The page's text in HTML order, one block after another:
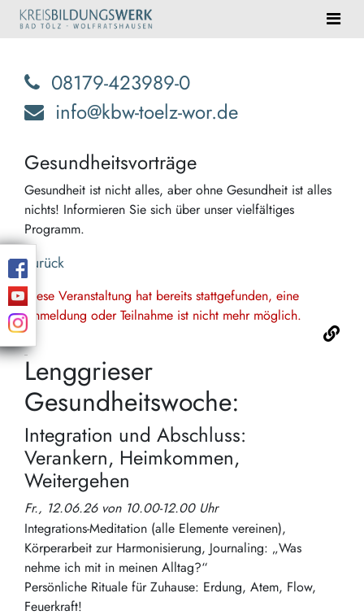
08179-423989-0
info@kbw-toelz-wor.de
Gesundheitsvorträge
Gesundheit ist nicht alles, aber ohne Gesundheit ist alles
nichts! Informieren Sie sich über unser vielfältiges
Programm.
Zurück
Diese Veranstaltung hat bereits stattgefunden, eine
Anmeldung oder Teilnahme ist nicht mehr möglich.
Lenggrieser
Gesundheitswoche:
Integration und Abschluss:
Verankern, Heimkommen,
Weitergehen
Fr., 12.06.26 von 10.00-12.00 Uhr
Integrations-Meditation (alle Elemente vereinen),
Körperarbeit zur Harmonisierung, Journaling: „Was
nehme ich mit in meinen Alltag?“
Persönliche Rituale für Zuhause: Erdung, Atem, Flow,
Feuerkraft!